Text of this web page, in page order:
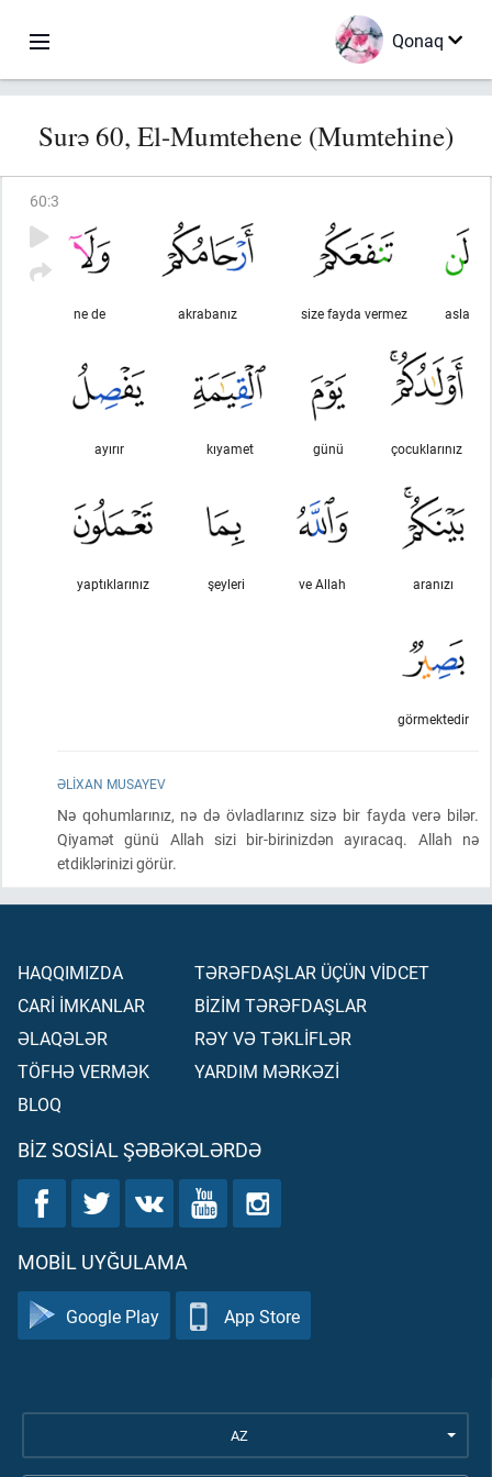
Qonaq
Surə 60, El-Mumtehene (Mumtehine)
60:3
asla
size fayda vermez
akrabanız
ne de
çocuklarınız
günü
kıyamet
ayırır
aranızı
ve Allah
şeyleri
yaptıklarınız
görmektedir
ƏLIXAN MUSAYEV
Nə qohumlarınız, nə də övladlarınız sizə bir fayda verə bilər.
Qiyamət günü Allah sizi bir-birinizdən ayıracaq. Allah nə
etdiklərinizi görür.
HAQQIMIZDA
CARİ İMKANLAR
ƏLAQƏLƏR
TÖFHƏ VERMƏK
BLOQ
TƏRƏFDAŞLAR ÜÇÜN VİDCET
BİZİM TƏRƏFDAŞLAR
RƏY VƏ TƏKLİFLƏR
YARDIM MƏRKƏZİ
BIZ SOSIAL ŞƏBƏKƏLƏRDƏ
MOBIL UYĞULAMA
Google Play App Store
AZ